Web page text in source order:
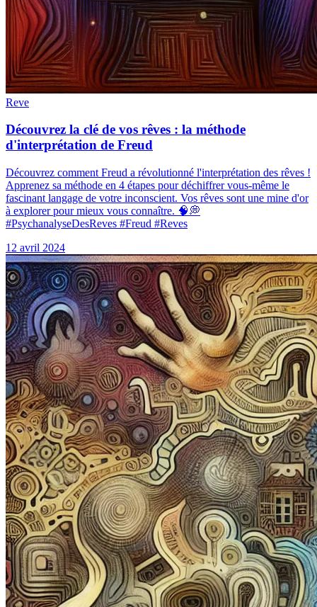
Reve
Découvrez la clé de vos rêves : la méthode
d'interprétation de Freud
Découvrez comment Freud a révolutionné l'interprétation des rêves !
Apprenez sa méthode en 4 étapes pour déchiffrer vous-même le
fascinant langage de votre inconscient. Vos rêves sont une mine d'or
à explorer pour mieux vous connaître. 🧠💭
#PsychanalyseDesReves #Freud #Reves
12 avril 2024